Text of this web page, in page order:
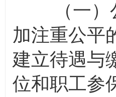
（一）公
加注重公平
建立待遇与
位和职工参